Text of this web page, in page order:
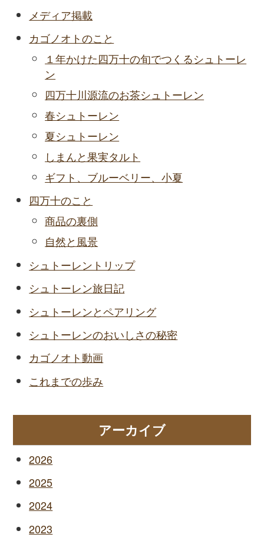
メディア掲載
カゴノオトのこと
１年かけた四万十の旬でつくるシュトーレ
ン
四万十川源流のお茶シュトーレン
春シュトーレン
夏シュトーレン
しまんと果実タルト
ギフト、ブルーベリー、小夏
四万十のこと
商品の裏側
自然と風景
シュトーレントリップ
シュトーレン旅日記
シュトーレンとペアリング
シュトーレンのおいしさの秘密
カゴノオト動画
これまでの歩み
アーカイブ
2026
2025
2024
2023